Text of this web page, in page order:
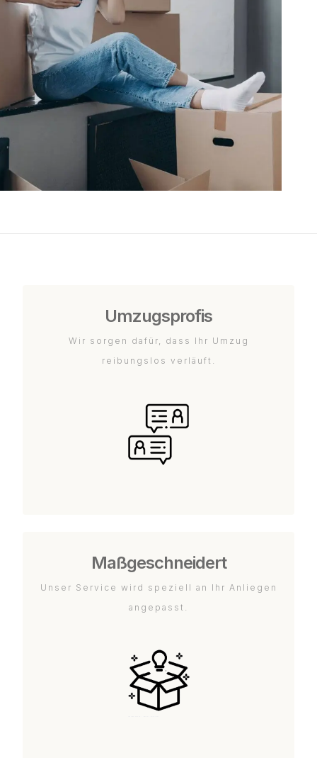
Umzugsprofis
Wir sorgen dafür, dass Ihr Umzug
reibungslos verläuft.
Maßgeschneidert
Unser Service wird speziell an Ihr Anliegen
angepasst.